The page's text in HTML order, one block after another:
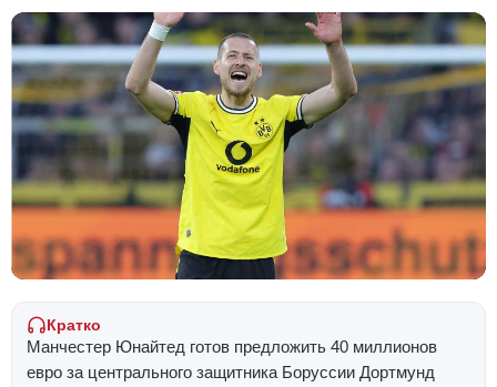
Кратко
Манчестер Юнайтед готов предложить 40 миллионов
евро за центрального защитника Боруссии Дортмунд